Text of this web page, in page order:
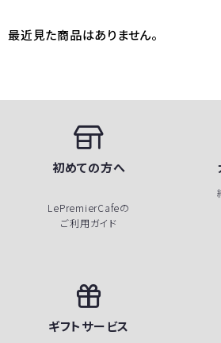
最近見た商品はありません。
初めての方へ
LePremierCafeの
ご利用ガイド
ギフトサービス